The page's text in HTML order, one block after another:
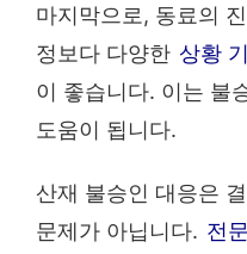
마지막으로, 동료의
정보다 다양한 상황
이 좋습니다. 이는 불
도움이 됩니다.
산재 불승인 대응은
문제가 아닙니다. 전